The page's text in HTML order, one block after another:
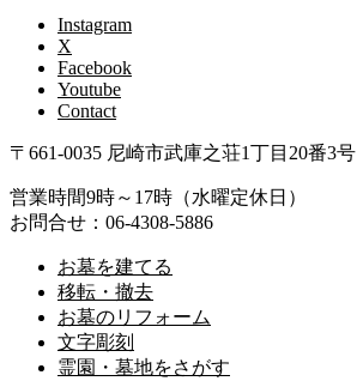
Instagram
X
Facebook
Youtube
Contact
〒661-0035 尼崎市武庫之荘1丁目20番3号
営業時間9時～17時（水曜定休日）
お問合せ：06-4308-5886
お墓を建てる
移転・撤去
お墓のリフォーム
文字彫刻
霊園・墓地をさがす